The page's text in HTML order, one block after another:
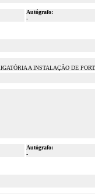
Autógrafo:
-
A INSTALAÇÃO DE
Autógrafo:
-